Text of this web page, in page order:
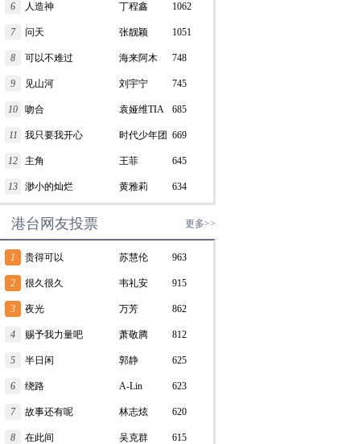
6 人造神 丁程鑫 1062
7 问天 张靓颖 1051
8 可以不难过 海来阿木 748
9 见山河 刘宇宁 745
10 吻合 袁娅维TIA
RAY/张远
685
11 我只要我开心 时代少年团 669
12 主角 王菲 645
13 渺小的灿烂 黄雅莉 634
港台网友投票 更多>>
1 贵得可以 苏慧伦 963
2 很久很久 韦礼安 915
3 夜光 万芳 862
4 赐予我力量吧 萧敬腾 812
5 半日闲 郭静 625
6 绕路 A-Lin 623
7 故事还有呢 林志炫 620
8 在此间 吴克群 615